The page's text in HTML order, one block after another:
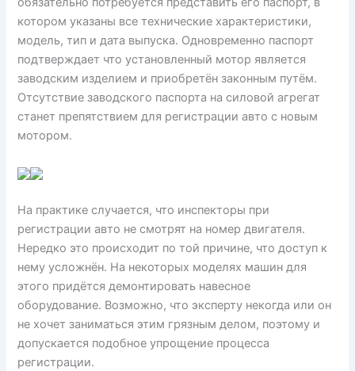
котором указаны все технические характеристики,
модель, тип и дата выпуска. Одновременно паспорт
подтверждает что установленный мотор является
заводским изделием и приобретён законным путём.
Отсутствие заводского паспорта на силовой агрегат
станет препятствием для регистрации авто с новым
мотором.
На практике случается, что инспекторы при
регистрации авто не смотрят на номер двигателя.
Нередко это происходит по той причине, что доступ к
нему усложнён. На некоторых моделях машин для
этого придётся демонтировать навесное
оборудование. Возможно, что эксперту некогда или он
не хочет заниматься этим грязным делом, поэтому и
допускается подобное упрощение процесса
регистрации.